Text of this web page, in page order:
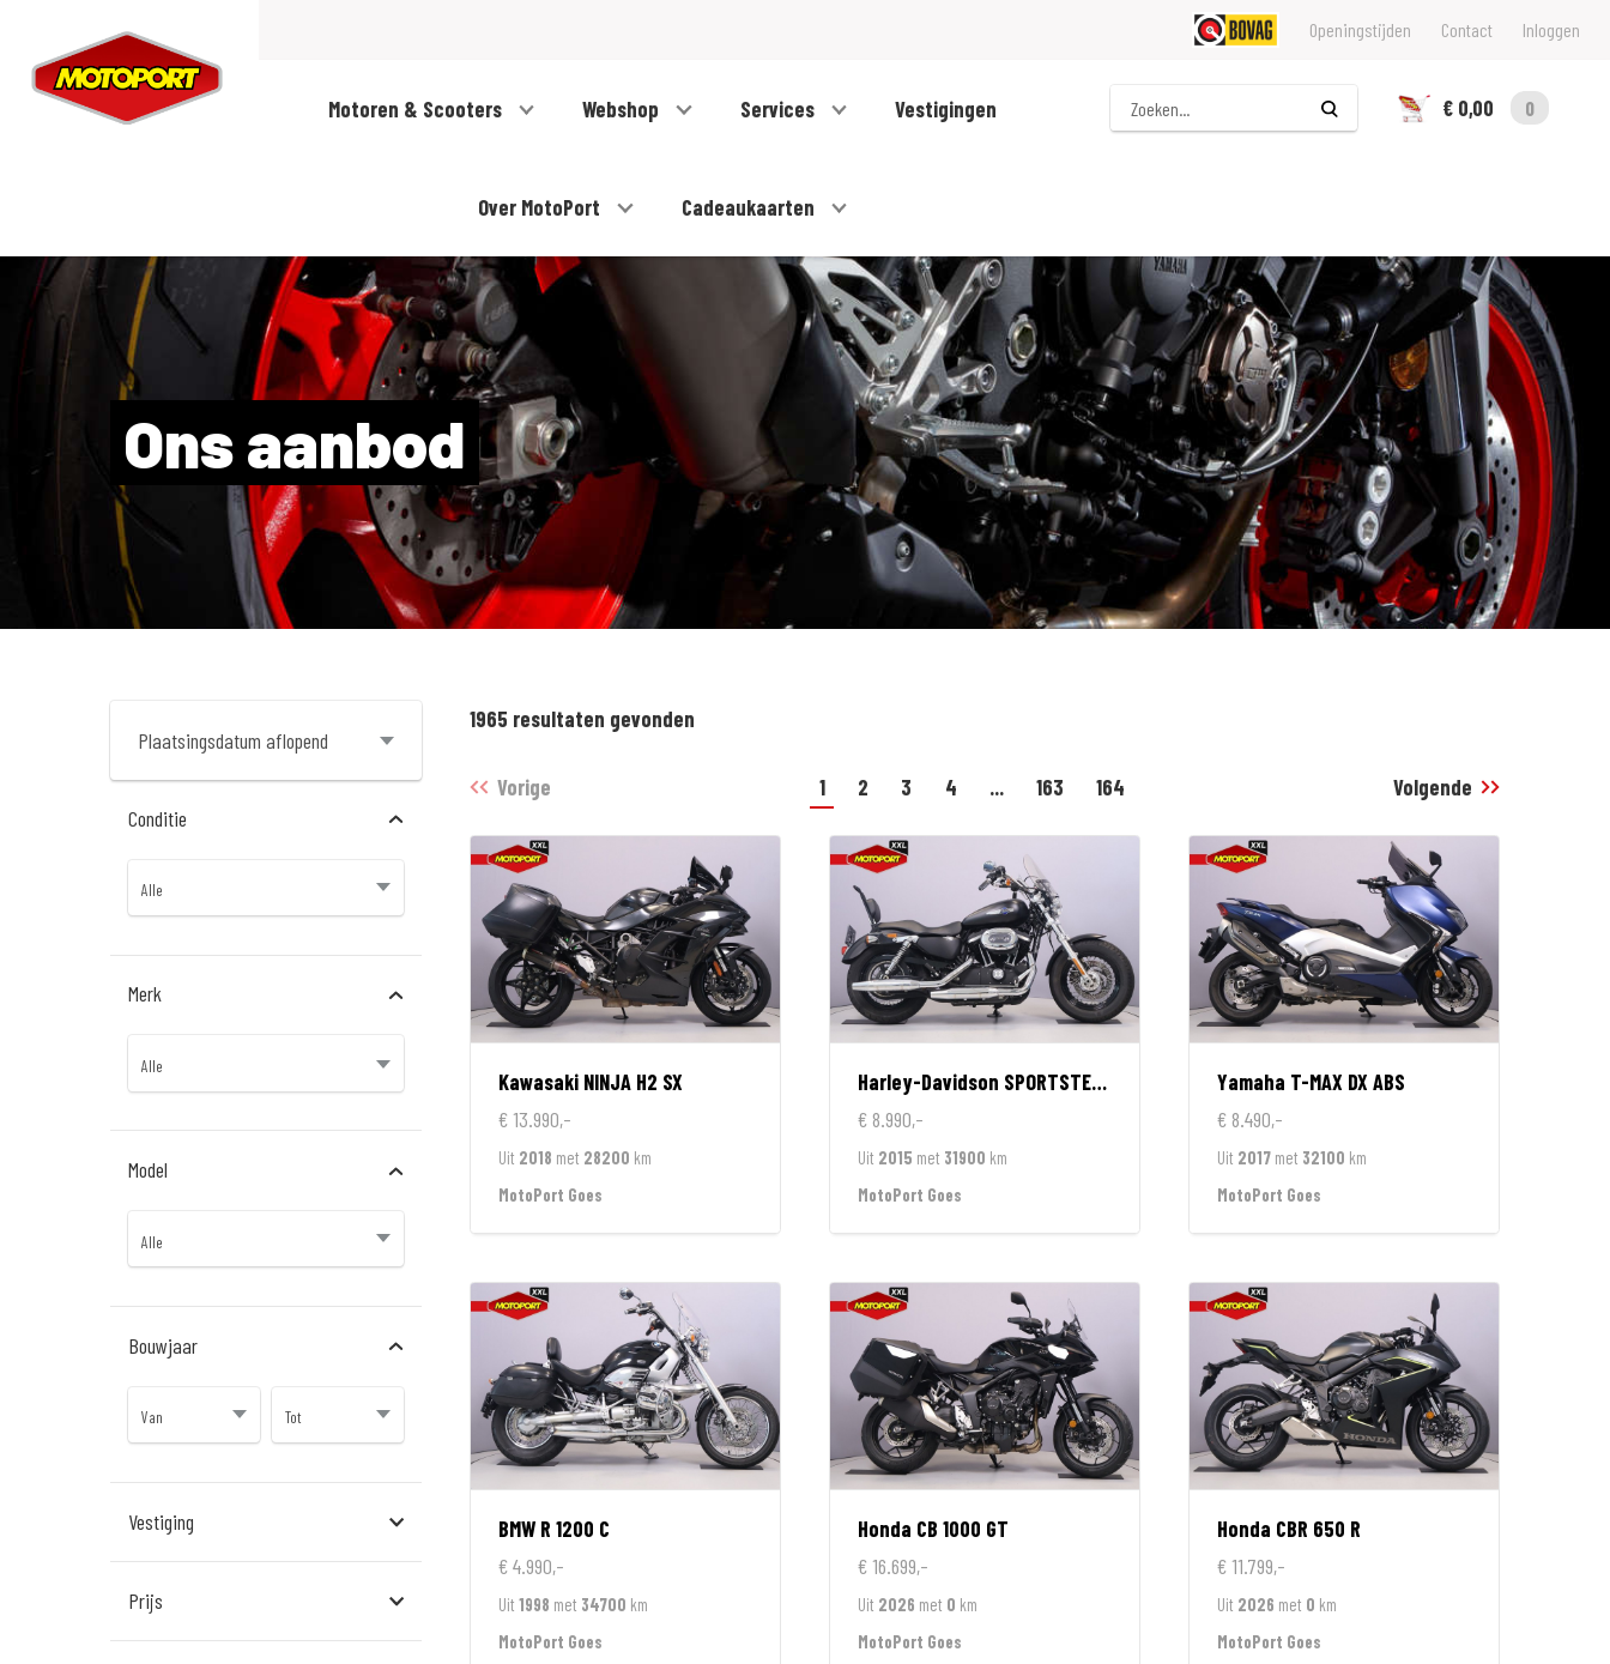
Openingstijden Contact Inloggen
Motoren & Scooters Webshop Services Vestigingen
Over MotoPort Cadeaukaarten
Zoeken
€ 0,00
0
Ons aanbod
Conditie
Merk
Model
Bouwjaar
Vestiging
Prijs
1965 resultaten gevonden
Vorige 1 2 3 4 ... 163 164 Volgende
Kawasaki NINJA H2 SX
€ 13.990,-
Uit 2018 met 28200 km
MotoPort Goes
Harley-Davidson SPORTSTER 1200 CUSTOM LIMITED
€ 8.990,-
Uit 2015 met 31900 km
MotoPort Goes
Yamaha T-MAX DX ABS
€ 8.490,-
Uit 2017met 32100 km
MotoPort Goes
BMW R 1200 C
€ 4.990,-
Uit 1998 met 34700 km
MotoPort Goes
Honda CB 1000 GT
€ 16.699,-
Uit 2026 met 0 km
MotoPort Goes
Honda CBR 650 R
€ 11.799,-
Uit 2026 met 0 km
MotoPort Goes